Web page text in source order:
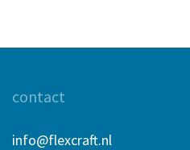
contact
info@flexcraft.nl